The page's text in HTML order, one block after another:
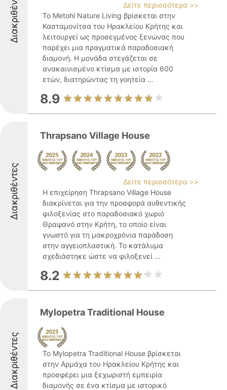
Διακριθέντες
Δείτε περισσότερα >>
Το Metohi Nature Living βρίσκεται στην
Κασταμονίτσα του Ηρακλείου Κρήτης και
λειτουργεί ως προσεγμένος ξενώνας που
παρέχει μια πραγματικά παραδοσιακή
διαμονή. Η μονάδα στεγάζεται σε
ανακαινισμένο κτίσμα με ιστορία 600
ετών, διατηρώντας τη γοητεία ...
8.9
Διακριθέντες
Thrapsano Village House
Δείτε περισσότερα >>
Η επιχείρηση Thrapsano Village House
διακρίνεται για την προσφορά αυθεντικής
φιλοξενίας στο παραδοσιακό χωριό
Θραψανό στην Κρήτη, το οποίο είναι
γνωστό για τη μακροχρόνια παράδοση
στην αγγειοπλαστική. Το κατάλυμα
σχεδιάστηκε ώστε να φιλοξενεί ...
8.2
Διακριθέντες
Mylopetra Traditional House
Το Mylopetra Traditional House βρίσκεται
στην Αρμάχα του Ηρακλείου Κρήτης και
προσφέρει μια ξεχωριστή εμπειρία
διαμονής σε ένα κτίσμα με ιστορικό